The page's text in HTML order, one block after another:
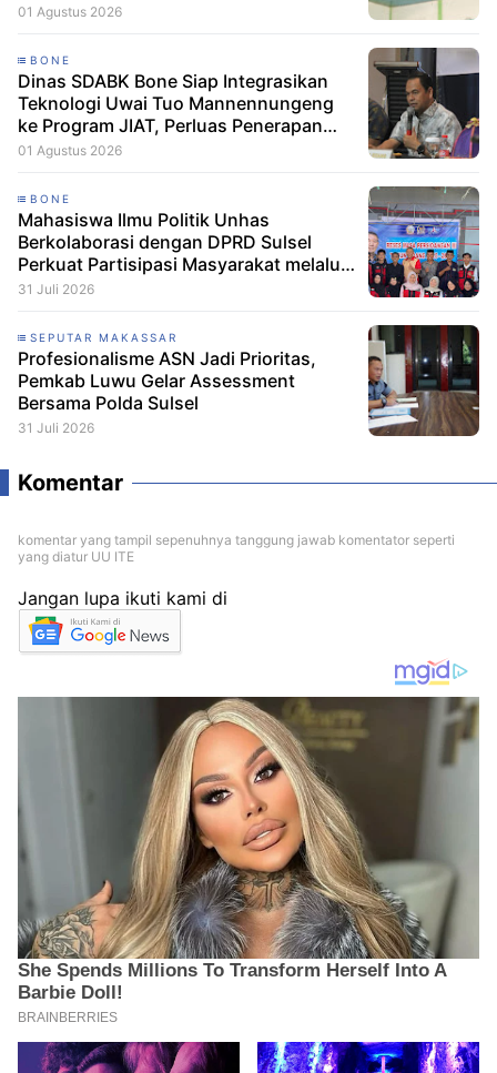
01 Agustus 2026
BONE
Dinas SDABK Bone Siap Integrasikan
Teknologi Uwai Tuo Mannennungeng
ke Program JIAT, Perluas Penerapan
Irigasi Cerdas
01 Agustus 2026
BONE
Mahasiswa Ilmu Politik Unhas
Berkolaborasi dengan DPRD Sulsel
Perkuat Partisipasi Masyarakat melalui
Edukasi Penyaluran Aspirasi di Desa
31 Juli 2026
SEPUTAR MAKASSAR
Profesionalisme ASN Jadi Prioritas,
Pemkab Luwu Gelar Assessment
Bersama Polda Sulsel
31 Juli 2026
Komentar
komentar yang tampil sepenuhnya tanggung jawab komentator seperti
yang diatur UU ITE
Jangan lupa ikuti kami di